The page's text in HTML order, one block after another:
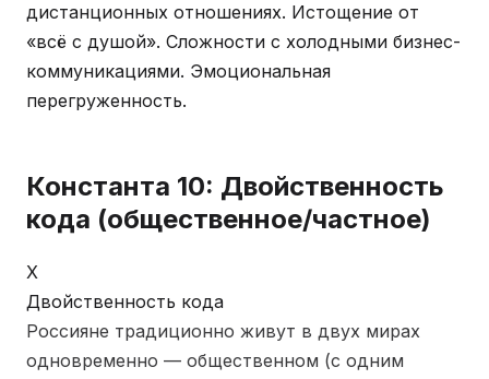
дистанционных отношениях. Истощение от
«всё с душой». Сложности с холодными бизнес-
коммуникациями. Эмоциональная
перегруженность.
Константа 10: Двойственность
кода (общественное/частное)
X
Двойственность кода
Россияне традиционно живут в двух мирах
одновременно — общественном (с одним